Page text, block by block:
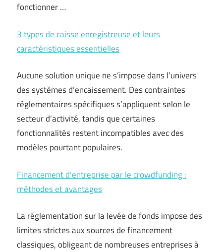
fonctionner …
3 types de caisse enregistreuse et leurs
caractéristiques essentielles
Aucune solution unique ne s’impose dans l’univers
des systèmes d’encaissement. Des contraintes
réglementaires spécifiques s’appliquent selon le
secteur d’activité, tandis que certaines
fonctionnalités restent incompatibles avec des
modèles pourtant populaires.
Financement d’entreprise par le crowdfunding :
méthodes et avantages
La réglementation sur la levée de fonds impose des
limites strictes aux sources de financement
classiques, obligeant de nombreuses entreprises à